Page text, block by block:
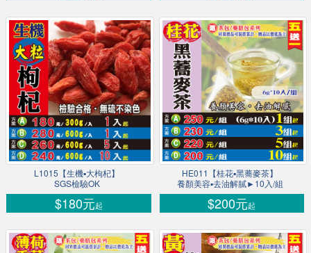
L1015【生機▪大枸杞】
SGS檢驗OK
$180元起
HE011【桂花▪黑蕎麥茶】
養顏美容▪去油解膩►10入/組
$200元起